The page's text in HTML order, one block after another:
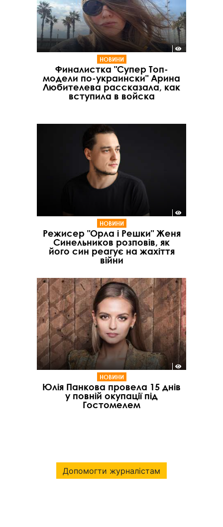
НОВИНИ
Финалистка "Супер Топ-
модели по-украински" Арина
Любителева рассказала, как
вступила в войска
НОВИНИ
Режисер "Орла і Решки" Женя
Синельников розповів, як
його син реагує на жахіття
війни
НОВИНИ
Юлія Панкова провела 15 днів
у повній окупації під
Гостомелем
Допомогти журналістам